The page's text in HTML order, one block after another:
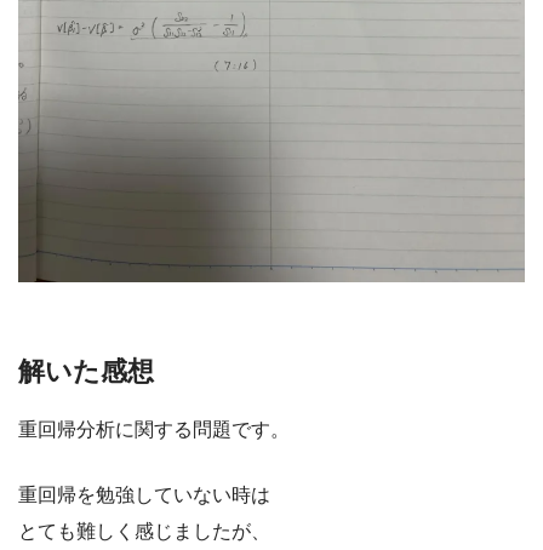
解いた感想
重回帰分析に関する問題です。
重回帰を勉強していない時は
とても難しく感じましたが、